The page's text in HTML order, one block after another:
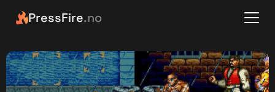
PressFire.no